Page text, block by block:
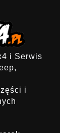
i Serwis
i